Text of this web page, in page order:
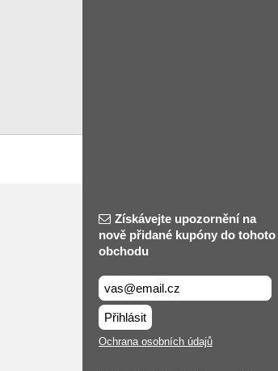
Získávejte upozornění na
nově přidané kupóny do tohoto
obchodu
Přihlásit
Ochrana osobních údajů